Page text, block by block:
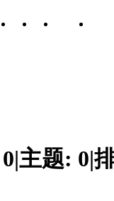
0|主题: 0|